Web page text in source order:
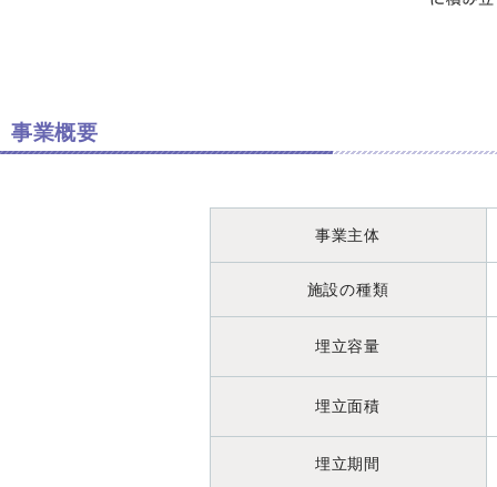
事業概要
事業主体
施設の種類
埋立容量
埋立面積
埋立期間